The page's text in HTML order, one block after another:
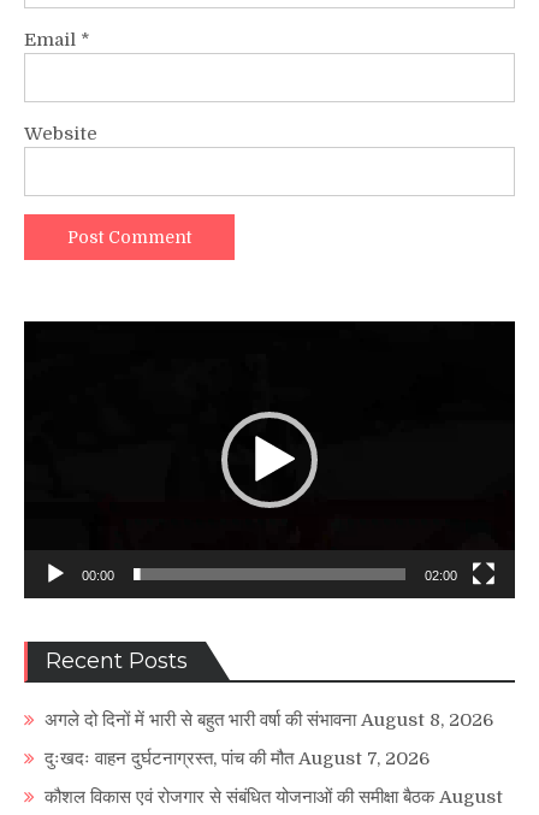
Email *
Website
00:00 02:00
Recent Posts
अगले दो दिनों में भारी से बहुत भारी वर्षा की संभावना August 8, 2026
दुःखदः वाहन दुर्घटनाग्रस्त, पांच की मौत August 7, 2026
कौशल विकास एवं रोजगार से संबंधित योजनाओं की समीक्षा बैठक August